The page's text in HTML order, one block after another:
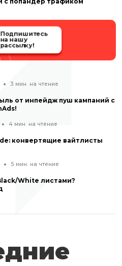
Подпишитесь
на нашу
рассылку!
3 мин. на чтение
от инпейдж пуш кампаний с
4 мин. на чтение
конвертящие вайтлисты
5 мин. на чтение
White листами?